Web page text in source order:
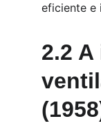
eficiente e
2.2